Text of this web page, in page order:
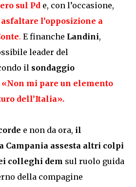
sul Pd e, con l’occasione,
l’opposizione a
. E finanche Landini,
leader del
il sondaggio
«Non mi pare un elemento
dell’Italia».
e non da ora, il
Campania assesta altri colpi
colleghi dem sul ruolo guida
della compagine